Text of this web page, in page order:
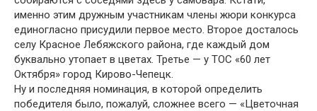
именно этим дружным участникам члены жюри конкурса
единогласно присудили первое место. Второе досталось
селу Красное Лебяжского района, где каждый дом
буквально утопает в цветах. Третье — у ТОС «60 лет
Октября» город Кирово-Чепецк.
Ну и последняя номинация, в которой определить
победителя было, пожалуй, сложнее всего — «Цветочная